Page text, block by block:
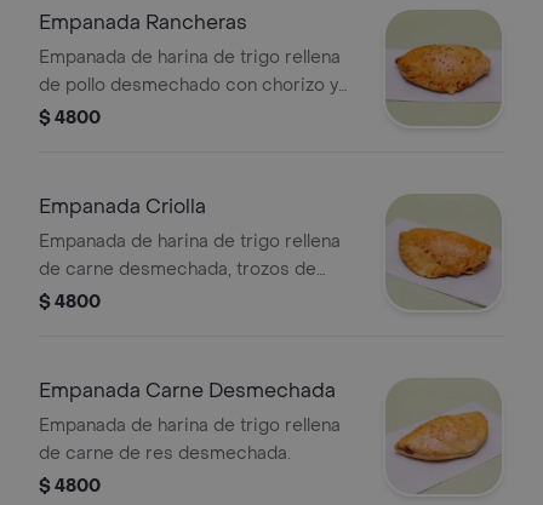
Empanada Rancheras
Empanada de harina de trigo rellena
de pollo desmechado con chorizo y
queso.
$ 4800
Empanada Criolla
Empanada de harina de trigo rellena
de carne desmechada, trozos de
salchicha y maíz.
$ 4800
Empanada Carne Desmechada
Empanada de harina de trigo rellena
de carne de res desmechada.
$ 4800